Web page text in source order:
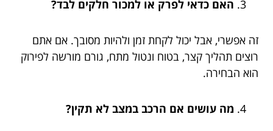
האם כדאי לפרק או למכור חלקים לבד?
זה אפשרי, אבל יכול לקחת זמן ולהיות מסובך. אם אתם
רוצים תהליך קצר, בטוח ונטול מתח, גורם מורשה לפירוק
הוא הבחירה.
מה עושים אם הרכב במצב לא תקין?